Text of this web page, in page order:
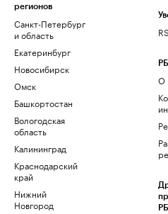
регионов
Санкт-Петербург
и область
Екатеринбург
Новосибирск
Омск
Башкортостан
Вологодская
область
Калининград
Краснодарский
край
Нижний
Новгород
О